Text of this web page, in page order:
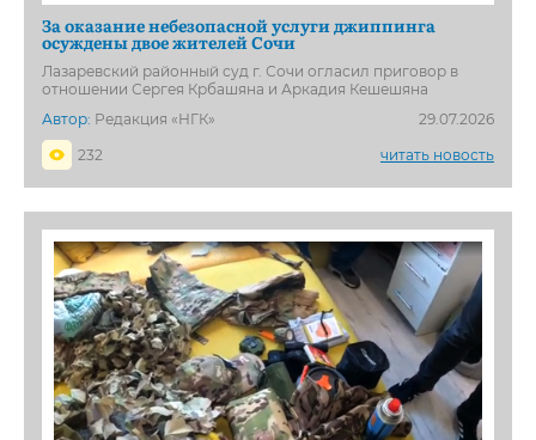
За оказание небезопасной услуги джиппинга
осуждены двое жителей Сочи
Лазаревский районный суд г. Сочи огласил приговор в
отношении Сергея Крбашяна и Аркадия Кешешяна
Автор: Редакция «НГК»
29.07.2026
232
читать новость